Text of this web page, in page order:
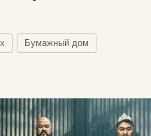
Бумажный дом